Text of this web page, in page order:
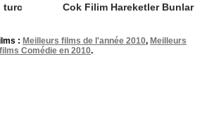
turc Cok Filim Hareketler Bunlar
: Meilleurs films de l'année 2010, Meilleurs
Comédie en 2010.